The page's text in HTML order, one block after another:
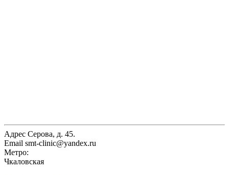
Адрес Серова, д. 45.
Email smt-clinic@yandex.ru
Метро:
Чкаловская